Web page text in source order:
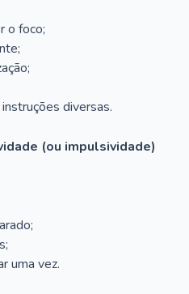
o foco;
diversas.
(ou impulsividade)
uma vez.